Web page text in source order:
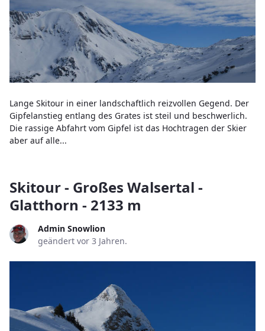
Lange Skitour in einer landschaftlich reizvollen Gegend. Der
Gipfelanstieg entlang des Grates ist steil und beschwerlich.
Die rassige Abfahrt vom Gipfel ist das Hochtragen der Skier
aber auf alle...
Skitour - Großes Walsertal -
Glatthorn - 2133 m
Admin Snowlion
geändert vor 3 Jahren.